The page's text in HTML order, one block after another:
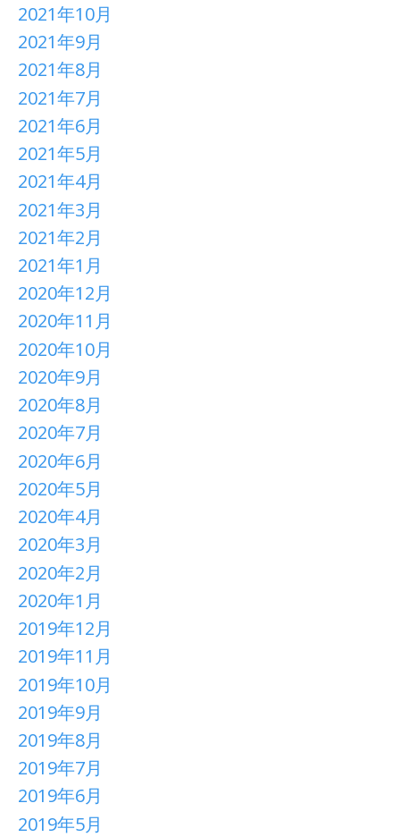
2021年10月
2021年9月
2021年8月
2021年7月
2021年6月
2021年5月
2021年4月
2021年3月
2021年2月
2021年1月
2020年12月
2020年11月
2020年10月
2020年9月
2020年8月
2020年7月
2020年6月
2020年5月
2020年4月
2020年3月
2020年2月
2020年1月
2019年12月
2019年11月
2019年10月
2019年9月
2019年8月
2019年7月
2019年6月
2019年5月